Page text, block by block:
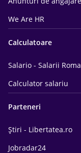
We Are HR
Calculatoare
Salario - Salarii
Calculator salariu
Parteneri
Știri - Libertatea.ro
Jobradar24